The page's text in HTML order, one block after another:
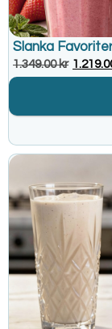
Slanka
1.349.00kr